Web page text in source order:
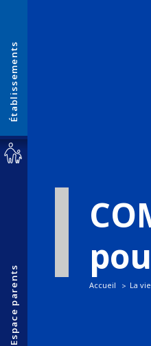
Établissements
Espace parents Accueil La